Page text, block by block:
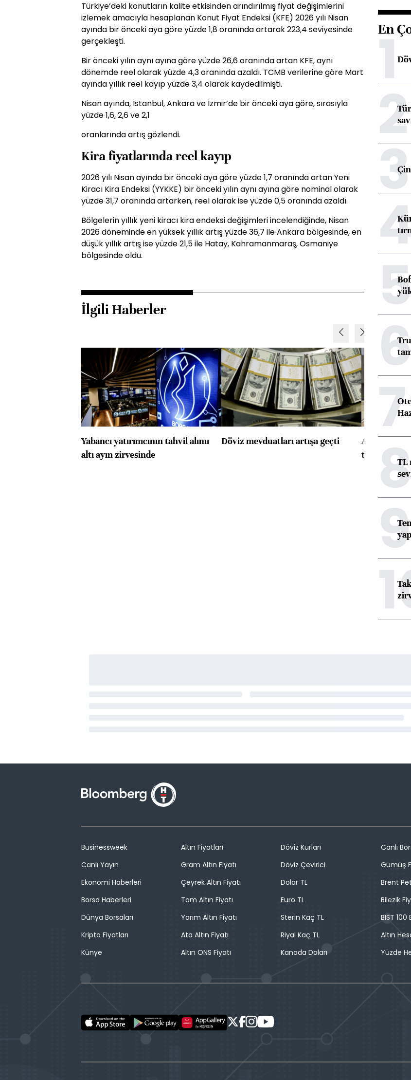
Türkiye’deki konutların kalite etkisinden arındırılmış fiyat değişimlerini
izlemek amacıyla hesaplanan Konut Fiyat Endeksi (KFE) 2026 yılı Nisan
ayında bir önceki aya göre yüzde 1,8 oranında artarak 223,4 seviyesinde
gerçekleşti.
Bir önceki yılın aynı ayına göre yüzde 26,6 oranında artan KFE, aynı
dönemde reel olarak yüzde 4,3 oranında azaldı. TCMB verilerine göre Mart
ayında yıllık reel kayıp yüzde 3,4 olarak kaydedilmişti.
Nisan ayında, İstanbul, Ankara ve İzmir’de bir önceki aya göre, sırasıyla
yüzde 1,6, 2,6 ve 2,1
oranlarında artış gözlendi.
Kira fiyatlarında reel kayıp
2026 yılı Nisan ayında bir önceki aya göre yüzde 1,7 oranında artan Yeni
Kiracı Kira Endeksi (YYKKE) bir önceki yılın aynı ayına göre nominal olarak
yüzde 31,7 oranında artarken, reel olarak ise yüzde 0,5 oranında azaldı.
Bölgelerin yıllık yeni kiracı kira endeksi değişimleri incelendiğinde, Nisan
2026 döneminde en yüksek yıllık artış yüzde 36,7 ile Ankara bölgesinde, en
düşük yıllık artış ise yüzde 21,5 ile Hatay, Kahramanmaraş, Osmaniye
bölgesinde oldu.
İlgili Haberler
Yabancı yatırımcının tahvil alımı
altı ayın zirvesinde
Döviz mevduatları artışa geçti
ABD'de
toparlandı
En
1
2
3
7
TL
9
Businessweek
Canlı Yayın
Ekonomi Haberleri
Borsa Haberleri
Dünya Borsaları
Kripto Fiyatları
Künye
Altın Fiyatları
Gram Altın Fiyatı
Çeyrek Altın Fiyatı
Tam Altın Fiyatı
Yarım Altın Fiyatı
Ata Altın Fiyatı
Altın ONS Fiyatı
Döviz Kurları
Döviz Çevirici
Dolar TL
Euro TL
Sterin Kaç TL
Riyal Kaç TL
Kanada Doları
Canlı
Gümüş
Brent
Bilezik
BIST 100
Altın
Yüzde